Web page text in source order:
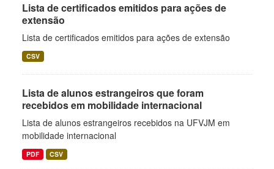
Lista de certificados emitidos para ações de
extensão
Lista de certificados emitidos para ações de extensão
CSV
Lista de alunos estrangeiros que foram
recebidos em mobilidade internacional
Lista de alunos estrangeiros recebidos na UFVJM em
mobilidade internacional
PDF CSV